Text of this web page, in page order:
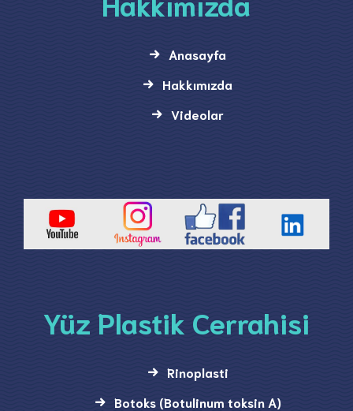
Anasayfa
Hakkımızda
Videolar
Yüz Plastik Cerrahisi
Rinoplasti
Botoks (Botulinum toksin A)